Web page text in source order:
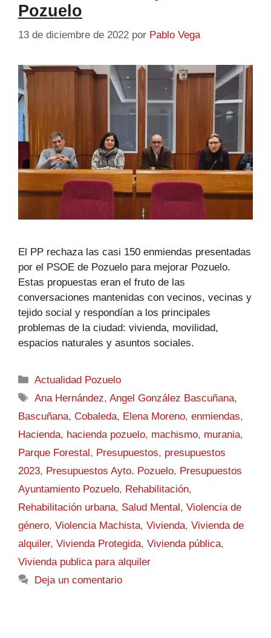
Pozuelo
13 de diciembre de 2022 por Pablo Vega
El PP rechaza las casi 150 enmiendas presentadas
por el PSOE de Pozuelo para mejorar Pozuelo.
Estas propuestas eran el fruto de las
conversaciones mantenidas con vecinos, vecinas y
tejido social y respondían a los principales
problemas de la ciudad: vivienda, movilidad,
espacios naturales y asuntos sociales.
Actualidad Pozuelo
Ana Hernández,Angel González Bascuñana,
Bascuñana, Cobaleda, Elena Moreno, enmiendas,
Hacienda, hacienda pozuelo, machismo, murania,
Parque Forestal , Presupuestos, presupuestos
2023, Presupuestos Ayto. Pozuelo, Presupuestos
Ayuntamiento Pozuelo, Rehabilitación,
Rehabilitación urbana, Salud Mental , Violencia de
género, Violencia Machista, Vivienda, Vivienda de
alquiler, Vivienda Protegida, Vivienda pública,
Vivienda publica para alquiler
Deja un comentario